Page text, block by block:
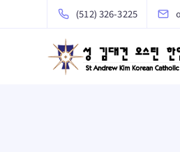
(512) 326-3225